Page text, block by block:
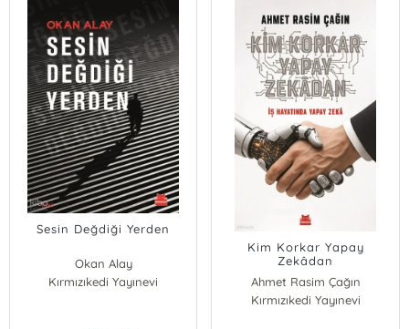
Sesin Değdiği Yerden
Okan Alay
Kırmızıkedi Yayınevi
Kim Korkar Yapay
Zekâdan
Ahmet Rasim Çağın
Kırmızıkedi Yayınevi